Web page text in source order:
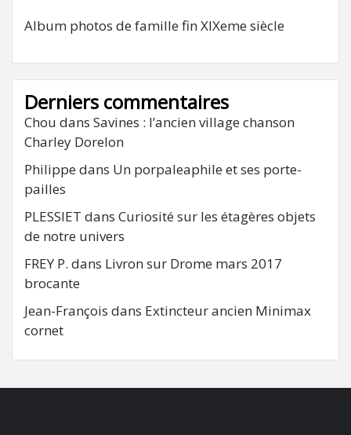
Album photos de famille fin XIXeme siècle
Derniers commentaires
Chou dans Savines : l’ancien village chanson
Charley Dorelon
Philippe dans Un porpaleaphile et ses porte-
pailles
PLESSIET dans Curiosité sur les étagères objets
de notre univers
FREY P. dans Livron sur Drome mars 2017
brocante
Jean-François dans Extincteur ancien Minimax
cornet